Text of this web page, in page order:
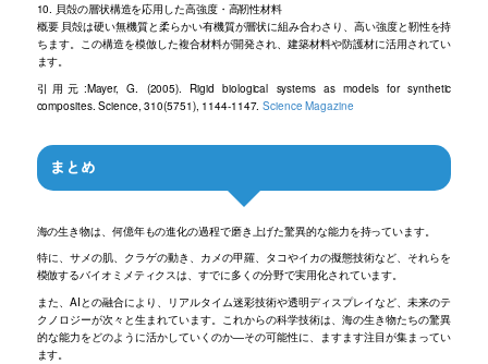
10. 貝殻の層状構造を応用した高強度・高靭性材料
概要 貝殻は硬い無機質と柔らかい有機質が層状に組み合わさり、高い強度と靭性を持
ちます。この構造を模倣した複合材料が開発され、建築材料や防護材に活用されてい
ます。
引用元:Mayer, G. (2005). Rigid biological systems as models for synthetic
composites. Science, 310(5751), 1144-1147.Science Magazine
まとめ
海の生き物は、何億年もの進化の過程で磨き上げた驚異的な能力を持っています。
特に、サメの肌、クラゲの動き、カメの甲羅、タコやイカの擬態技術など、それらを
模倣するバイオミメティクスは、すでに多くの分野で実用化されています。
また、AIとの融合により、リアルタイム迷彩技術や透明ディスプレイなど、未来のテ
クノロジーが次々と生まれています。これからの科学技術は、海の生き物たちの驚異
的な能力をどのように活かしていくのか—その可能性に、ますます注目が集まってい
ます。